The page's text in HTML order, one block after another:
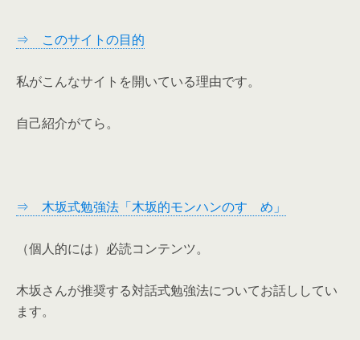
⇒ このサイトの目的
私がこんなサイトを開いている理由です。
自己紹介がてら。
⇒ 木坂式勉強法「木坂的モンハンのすゝめ」
（個人的には）必読コンテンツ。
木坂さんが推奨する対話式勉強法についてお話ししてい
ます。